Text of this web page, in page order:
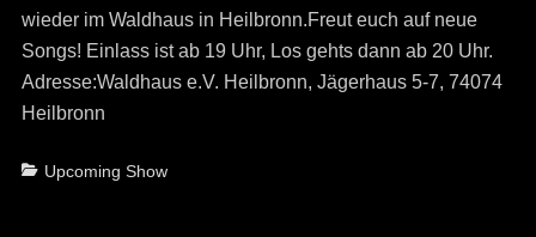
wieder im Waldhaus in Heilbronn.Freut euch auf neue
Songs! Einlass ist ab 19 Uhr, Los gehts dann ab 20 Uhr.
Adresse:Waldhaus e.V. Heilbronn, Jägerhaus 5-7, 74074
Heilbronn
Categories
Upcoming Show